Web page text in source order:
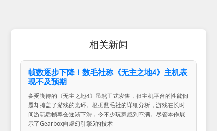
相关新闻
帧数逐步下降！数毛社称《无主之地4》主机表
现不及预期
备受期待的《无主之地4》虽然正式发售，但主机平台的性能问
题却掩盖了游戏的光环。根据数毛社的详细分析，游戏在长时
间游玩后帧率会逐渐下滑，令不少玩家感到不满。尽管本作展
示了Gearbox向虚幻引擎5的技术